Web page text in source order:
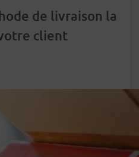
de livraison la
client